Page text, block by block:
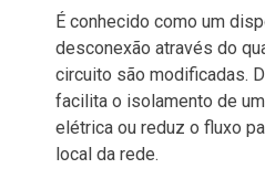
É conhecido como um
desconexão através do
circuito são modificadas.
facilita o isolamento de
elétrica ou reduz o fluxo
local da rede.